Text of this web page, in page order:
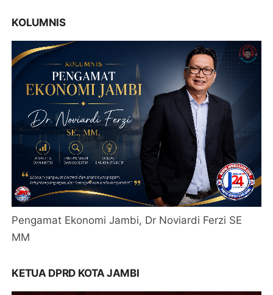
KOLUMNIS
Pengamat Ekonomi Jambi, Dr Noviardi Ferzi SE
MM
KETUA DPRD KOTA JAMBI